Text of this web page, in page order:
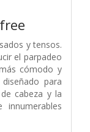
y tensos.
el parpadeo
cómodo y
para
cabeza y la